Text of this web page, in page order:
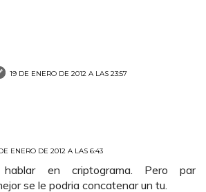
19 DE ENERO DE 2012 A LAS 23:57
ENERO DE 2012 A LAS 6:43
en criptograma. Pero par
se le podria concatenar un tu.